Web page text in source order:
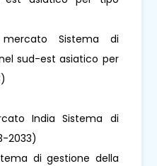
Sistema di
sud-est asiatico per
India Sistema di
2033)
di gestione della